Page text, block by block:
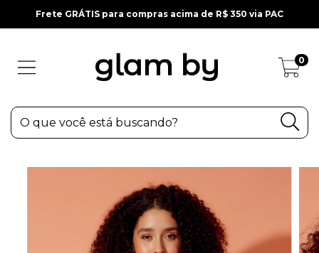
Frete GRÁTIS para compras acima de R$ 350 via PAC
0